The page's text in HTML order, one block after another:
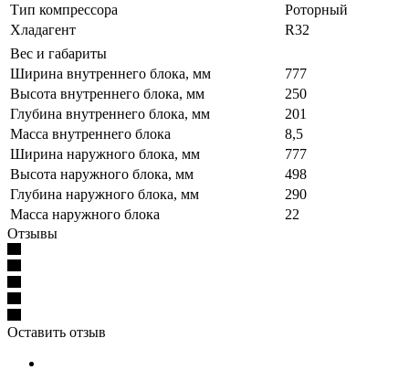
Тип компрессора
Роторный
Хладагент
R32
Вес и габариты
Ширина внутреннего блока, мм
777
Высота внутреннего блока, мм
250
Глубина внутреннего блока, мм
201
Масса внутреннего блока
8,5
Ширина наружного блока, мм
777
Высота наружного блока, мм
498
Глубина наружного блока, мм
290
Масса наружного блока
22
Отзывы
Оставить отзыв